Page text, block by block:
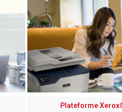
Plateforme